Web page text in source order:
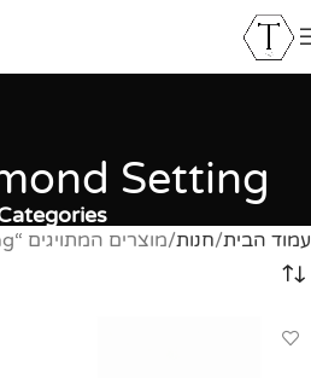
Setting
עמוד הבית חנות מוצרים המתויגים “Pavé Diamond Setting”